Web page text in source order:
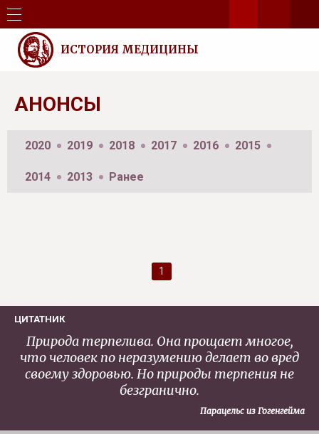
ИСТОРИЯ МЕДИЦИНЫ
АНОНСЫ
2020 2019 2018 2017 2016 2015
2014 2013 Ранее
1
ЦИТАТНИК
Природа терпелива. Она прощает многое,
что человек по неразумению делает во вред
своему здоровью. Но природы терпения не
безгранично.
Парацельс из Гогенгейма